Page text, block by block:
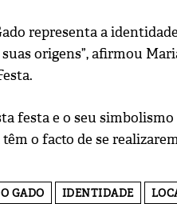
representa a
origens”, afirmou
festa e o seu
o facto de se
GADO IDENTIDADE